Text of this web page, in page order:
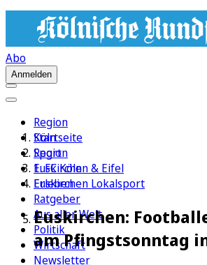
Abo
Anmelden
Region
Köln
Sport
1. FC Köln
Erleben
Ratgeber
Aus aller Welt
Politik
Wirtschaft
Newsletter
Startseite
Region
Euskirchen & Eifel
Euskirchen Lokalsport
Euskirchen:
am Pfingstsonntag